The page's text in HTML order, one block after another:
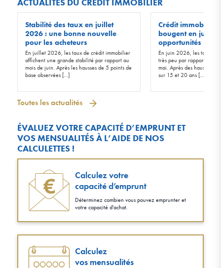
ACTUALITÉS DU CRÉDIT IMMOBILIER
Stabilité des taux en juillet
2026 : une bonne nouvelle
pour les acheteurs
En juillet 2026, les taux de crédit immobilier
affichent une grande stabilité par rapport au
mois de juin. Après les hausses de 5 points de
base observées […]
Crédit immobilier
bougent en juin
opportunités !
En juin 2026, les taux
très peu par rapport à
mai. Après des hausses
sur 15 et 20 ans […]
Toutes les actualités
ÉVALUEZ VOTRE CAPACITÉ D’EMPRUNT ET
VOS MENSUALITÉS À L’AIDE DE NOS
CALCULETTES !
Calculez votre
capacité d’emprunt
Déterminez combien vous pouvez emprunter et
votre capacité d'achat.
Calculez
vos mensualités